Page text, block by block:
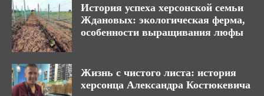
История успеха херсонской семьи
Ждановых: экологическая ферма,
особенности выращивания люфы
Жизнь с чистого листа: история
херсонца Александра Костюкевича